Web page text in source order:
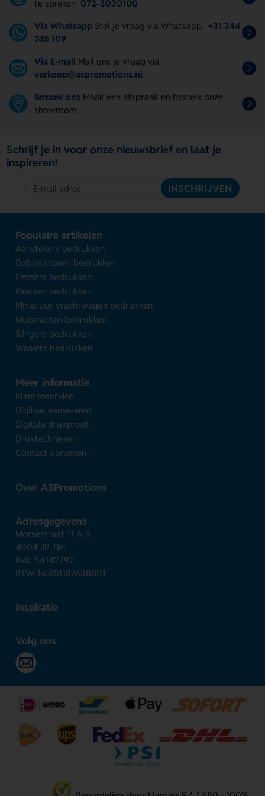
te spreken 072-3030100
Via Whatsapp Stel je vraag via Whatsapp. +31 344
745 109
Via E-mail Mail ons je vraag via
verkoop@aspromotions.nl
Bezoek ons Maak een afspraak en bezoek onze
showroom.
Schrijf je in voor onze nieuwsbrief en laat je
inspireren!
INSCHRIJVEN
Populaire artikelen
Aanstekers bedrukken
Dobbelstenen bedrukken
Emmers bedrukken
Kaarsen bedrukken
Miniatuur vrachtwagen bedrukken
Muismatten bedrukken
Slingers bedrukken
Waaiers bedrukken
Meer informatie
Klantenservice
Digitaal aanleveren
Digitale drukproef
Druktechnieken
Contact opnemen
Over ASPromotions
Adresgegevens
Morsestraat 11 A-B
4004 JP Tiel
KvK: 54142792
BTW: NL851187638B01
Inspiratie
Volg ons